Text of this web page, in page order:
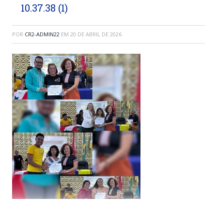
10.37.38 (1)
POR CR2-ADMIN22 EM 20 DE ABRIL DE 2026